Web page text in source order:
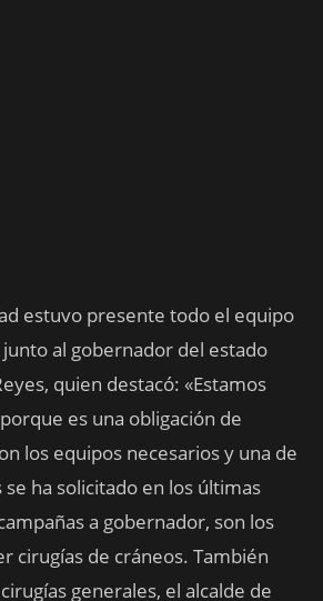
estuvo presente todo el equipo
al gobernador del estado
quien destacó: «Estamos
es una obligación de
los equipos necesarios y una de
se ha solicitado en los últimas
a gobernador, son los
cirugías de cráneos. También
generales, el alcalde de